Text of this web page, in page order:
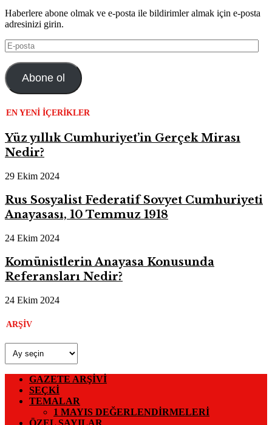
Haberlere abone olmak ve e-posta ile bildirimler almak için e-posta
adresinizi girin.
E-
posta
Abone ol
EN YENI İÇERIKLER
Yüz yıllık Cumhuriyet’in Gerçek Mirası
Nedir?
29 Ekim 2024
Rus Sosyalist Federatif Sovyet Cumhuriyeti
Anayasası, 10 Temmuz 1918
24 Ekim 2024
Komünistlerin Anayasa Konusunda
Referansları Nedir?
24 Ekim 2024
ARŞIV
GAZETE ARŞIVI
SEÇKI
TEMALAR
1 MAYIS DEĞERLENDIRMELERI
ÖZEL SAYILAR